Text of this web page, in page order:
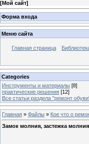
[Мой сайт]
Форма входа
Меню сайта
Главная страница
Categories
Инструменты и материалы [8]
практические решения [12]
Все статьи раздела "ремонт
Главная » Файлы » Кое что о
Замок молния, застежка